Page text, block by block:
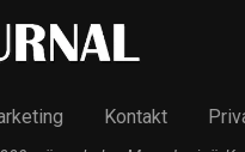
Kontakt